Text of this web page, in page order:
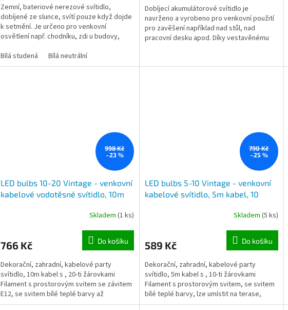
Zemní, bateriové nerezové svítidlo,
dobíjené ze slunce, svítí pouze když dojde
k setmění. Je určeno pro venkovní
osvětlení např. chodníku, zdi u budovy,
Bílá studená
Bílá neutrální
Dobíjecí akumulátorové svítidlo je
navrženo a vyrobeno pro venkovní použití
pro zavěšení například nad stůl, nad
pracovní desku apod. Díky vestavěnému
998 Kč
–23 %
LED bulbs 10-20 Vintage - venkovní
kabelové vodotěsné svítidlo, 10m
možnost nekonečného napojování,
adaptér do zásuvky 230V
Skladem (1 ks)
766 Kč Do košíku
Dekorační, zahradní, kabelové party
svítidlo, 10m kabel s , 20-ti žárovkami
Filament s prostorovým svitem se závitem
E12, se svitem bílé teplé barvy až
jantarové barvy, lze...
790 Kč
–25 %
LED bulbs 5-10 Vintage - venkovní
kabelové svítidlo, 5m kabel, 10
nekonečného napojování, kabel
vidlicí do zásuvky 230V
Skladem (5 ks)
589 Kč Do košíku
Dekorační, zahradní, kabelové party
svítidlo, 5m kabel s , 10-ti žárovkami
Filament s prostorovým svitem, se svitem
bílé teplé barvy, lze umístit na terase,
zahradě, u...